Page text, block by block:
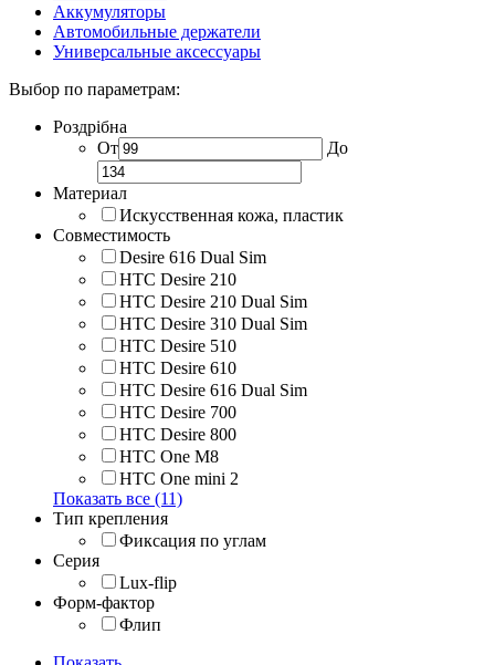
Аккумуляторы
Автомобильные держатели
Универсальные аксессуары
Выбор по параметрам:
Роздрібна
От
До
Материал
Искусственная кожа, пластик
Совместимость
Desire 616 Dual Sim
HTC Desire 210
HTC Desire 210 Dual Sim
HTC Desire 310 Dual Sim
HTC Desire 510
HTC Desire 610
HTC Desire 616 Dual Sim
HTC Desire 700
HTC Desire 800
HTC One M8
HTC One mini 2
Показать все (11)
Тип крепления
Фиксация по углам
Серия
Lux-flip
Форм-фактор
Флип